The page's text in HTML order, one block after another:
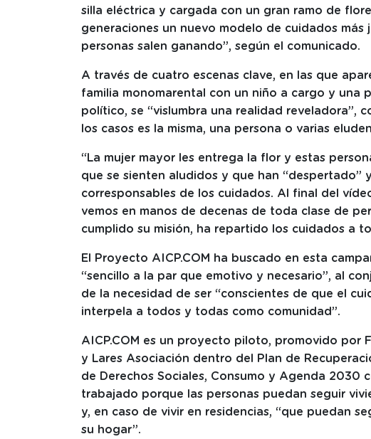
silla eléctrica y cargada con un gran ramo de
generaciones un nuevo modelo de cuidados
personas salen ganando”, según el comunicado.
A través de cuatro escenas clave, en las que
familia monomarental con un niño a cargo y una
político, se “vislumbra una realidad reveladora”,
los casos es la misma, una persona o varias
“La mujer mayor les entrega la flor y estas
que se sienten aludidos y que han “despertado”
corresponsables de los cuidados. Al final del
vemos en manos de decenas de toda clase de
cumplido su misión, ha repartido los cuidados a
El Proyecto AICP.COM ha buscado en esta
“sencillo a la par que emotivo y necesario”, al
de la necesidad de ser “conscientes de que el
interpela a todos y todas como comunidad”.
AICP.COM es un proyecto piloto, promovido por
y Lares Asociación dentro del Plan de
de Derechos Sociales, Consumo y Agenda
trabajado porque las personas puedan seguir
y, en caso de vivir en residencias, “que puedan
su hogar”.